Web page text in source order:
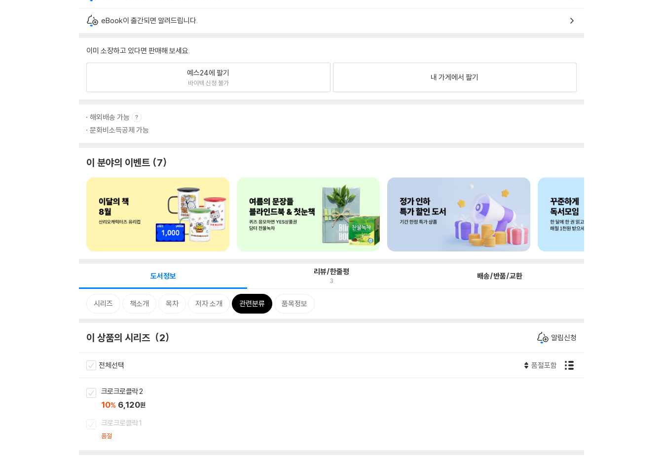
eBook이 출간되면 알려드립니다.
이미 소장하고 있다면 판매해 보세요.
예스24에 팔기
바이백 신청 불가
내 가게에서 팔기
해외배송 가능
문화비소득공제 가능
이 분야의 이벤트 7
도서정보 리뷰/한줄평
3 배송/반품/교환
시리즈 책소개 목차 저자 소개 관련분류 품목정보
이 상품의 시리즈 2 알림신청
전체선택 품절포함
크로크로클락 2
10% 6,120원
크로크로클락 1
품절